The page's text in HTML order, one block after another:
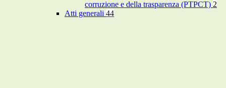
corruzione e della trasparenza (PTPCT) 2
Atti generali 44